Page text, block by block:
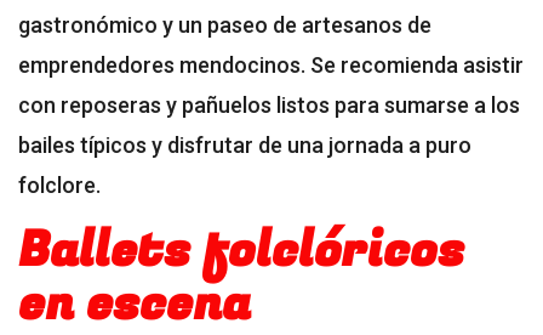
gastronómico y un paseo de artesanos de
emprendedores mendocinos. Se recomienda asistir
con reposeras y pañuelos listos para sumarse a los
bailes típicos y disfrutar de una jornada a puro
folclore.
Ballets folclóricos
en escena